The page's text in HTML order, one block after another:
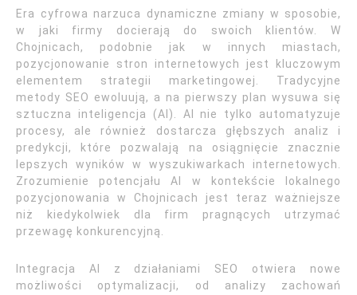
Era cyfrowa narzuca dynamiczne zmiany w sposobie,
w jaki firmy docierają do swoich klientów. W
Chojnicach, podobnie jak w innych miastach,
pozycjonowanie stron internetowych jest kluczowym
elementem strategii marketingowej. Tradycyjne
metody SEO ewoluują, a na pierwszy plan wysuwa się
sztuczna inteligencja (AI). AI nie tylko automatyzuje
procesy, ale również dostarcza głębszych analiz i
predykcji, które pozwalają na osiągnięcie znacznie
lepszych wyników w wyszukiwarkach internetowych.
Zrozumienie potencjału AI w kontekście lokalnego
pozycjonowania w Chojnicach jest teraz ważniejsze
niż kiedykolwiek dla firm pragnących utrzymać
przewagę konkurencyjną.
Integracja AI z działaniami SEO otwiera nowe
możliwości optymalizacji, od analizy zachowań